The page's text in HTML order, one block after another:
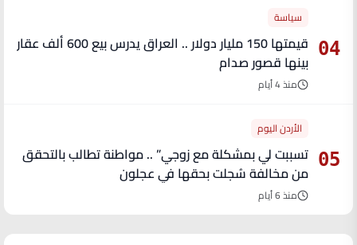
04
سياسة
قيمتها 150 مليار دولار .. العراق يدرس بيع 600 ألف عقار
بينها قصور صدام
منذ 4 أيام
05
الأردن اليوم
تسببت لي بمشكلة مع زوجي” .. مواطنة تطالب بالتحقق
من مخالفة سُجلت بحقها في عجلون
منذ 6 أيام